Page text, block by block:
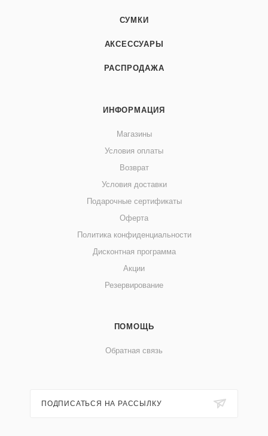
СУМКИ
АКСЕССУАРЫ
РАСПРОДАЖА
ИНФОРМАЦИЯ
Магазины
Условия оплаты
Возврат
Условия доставки
Подарочные сертификаты
Оферта
Политика конфиденциальности
Дисконтная программа
Акции
Резервирование
ПОМОЩЬ
Обратная связь
ПОДПИСАТЬСЯ НА РАССЫЛКУ